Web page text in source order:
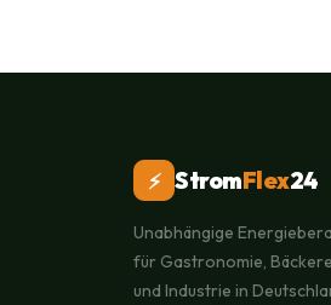
⚡ StromFlex24
Unabhängige
für Gastronomie,
und Industrie in